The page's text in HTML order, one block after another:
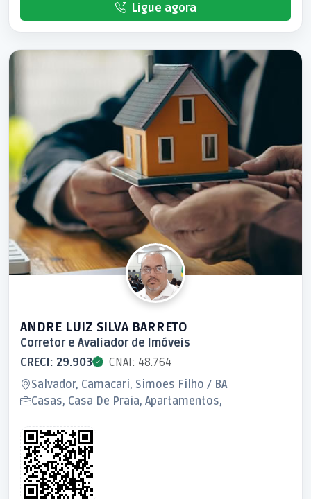
Ligue agora
ANDRE LUIZ SILVA BARRETO
Corretor e Avaliador de Imóveis
CRECI: 29.903
CNAI: 48.764
Salvador, Camacari, Simoes Filho / BA
Casas, Casa De Praia, Apartamentos,